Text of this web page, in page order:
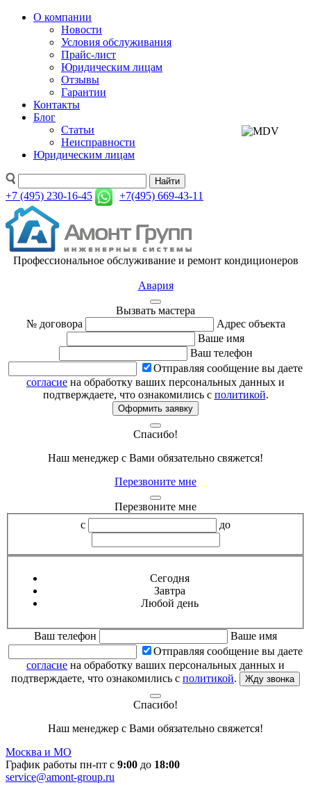
О компании
Новости
Условия обслуживания
Прайс-лист
Юридическим лицам
Отзывы
Гарантии
Контакты
Блог
Статьи
Неисправности
Юридическим лицам
Найти
+7 (495) 230-16-45 +7(495) 669-43-11
Профессиональное обслуживание и ремонт кондиционеров
Авария
Вызвать мастера
№ договора
Адрес объекта
Ваше имя
Ваш телефон
Отправляя сообщение вы даете
согласие на обработку ваших персональных данных и
подтверждаете, что ознакомились с политикой.
Оформить заявку
Спасибо!
Наш менеджер с Вами обязательно свяжется!
Перезвоните мне
Перезвоните мне
с
до
Сегодня
Завтра
Любой день
Ваш телефон
Ваше имя
Отправляя сообщение вы даете
согласие на обработку ваших персональных данных и
подтверждаете, что ознакомились с политикой. Жду звонка
Спасибо!
Наш менеджер с Вами обязательно свяжется!
Москва и МО
График работы пн-пт с 9:00 до 18:00
service@amont-group.ru